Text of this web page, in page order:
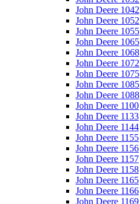
John Deere 1042
John Deere 1052
John Deere 1055
John Deere 1065
John Deere 1068
John Deere 1072
John Deere 1075
John Deere 1085
John Deere 1088
John Deere 1100
John Deere 1133
John Deere 1144
John Deere 1155
John Deere 1156
John Deere 1157
John Deere 1158
John Deere 1165
John Deere 1166
John Deere 1169